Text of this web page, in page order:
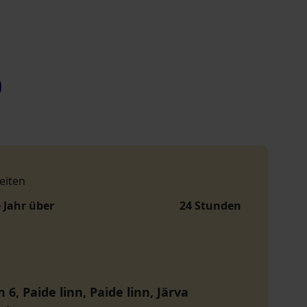
Jahr über
24 Stunden
6, Paide linn, Paide linn, Järva